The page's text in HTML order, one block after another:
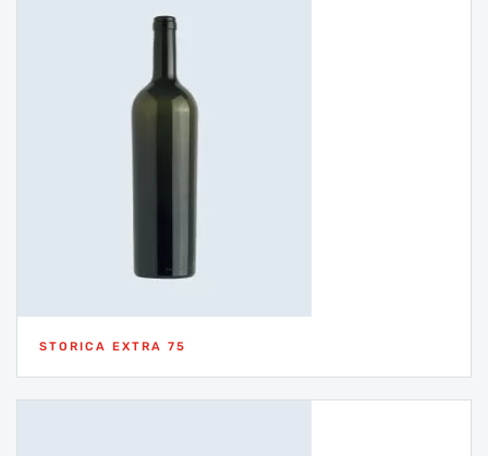
STORICA EXTRA 75